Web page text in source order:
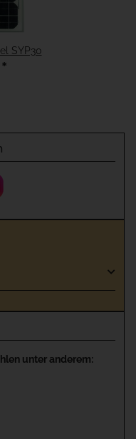
SYP30
*
unter anderem: